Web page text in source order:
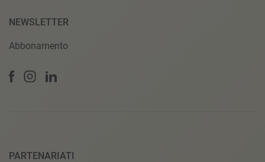
NEWSLETTER
Abbonamento
PARTENARIATI